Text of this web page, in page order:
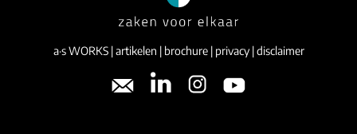
a·s WORKS|artikelen | brochure| privacy|disclaimer